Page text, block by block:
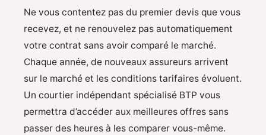
Ne vous contentez pas du premier devis que vous
recevez, et ne renouvelez pas automatiquement
votre contrat sans avoir comparé le marché.
Chaque année, de nouveaux assureurs arrivent
sur le marché et les conditions tarifaires évoluent.
Un courtier indépendant spécialisé BTP vous
permettra d’accéder aux meilleures offres sans
passer des heures à les comparer vous-même.